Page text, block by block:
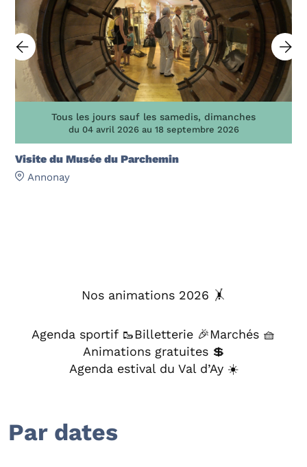
Tous les jours sauf les samedis, dimanches
du 04 avril 2026 au 18 septembre 2026
Visite du Musée du Parchemin
Annonay
Nos animations 2026 🤸
Agenda sportif 🥾Billetterie 🎉Marchés 🧺
Animations gratuites 💲
Agenda estival du Val d’Ay ☀️
Par dates